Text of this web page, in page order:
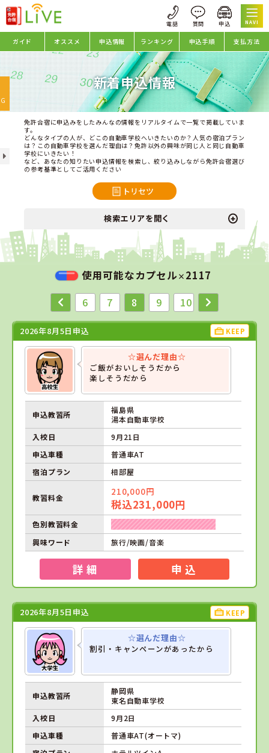
NAVI
ガイド オススメ 申込情報 ランキング 申込手順 支払方法
新着申込情報
免許合宿に申込みをしたみんなの情報をリアルタイムで一覧で掲載していま
す。
どんなタイプの人が、どこの自動車学校へいきたいのか？人気の宿泊プラン
は？この自動車学校を選んだ理由は？免許以外の興味が同じ人と同じ自動車
学校にいきたい！
など、あなたの知りたい申込情報を検索し、絞り込みしながら免許合宿選び
の参考基準としてご活用ください
トリセツ
検索エリアを開く
使用可能なカプセル× 2117
6
7 8 9 10
2026年8月5日申込 KEEP
☆選んだ理由☆
ご飯がおいしそうだから
楽しそうだから
申込教習所
福島県
湯本自動車学校
入校日
9月21日
申込車種
普通車AT
宿泊プラン
相部屋
教習料金
210,000円
税込231,000円
色別教習料金
興味ワード
旅行/映画/音楽
詳 細 申 込
2026年8月5日申込 KEEP
☆選んだ理由☆
割引・キャンペーンがあったから
申込教習所
静岡県
東名自動車学校
入校日
9月2日
申込車種
普通車AT(オートマ)